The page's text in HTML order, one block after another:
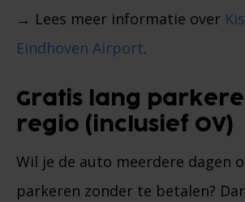
→ Lees meer informatie over
Eindhoven Airport.
Gratis lang
regio (inclusief OV)
Wil je de auto meerdere dagen
parkeren zonder te betalen?